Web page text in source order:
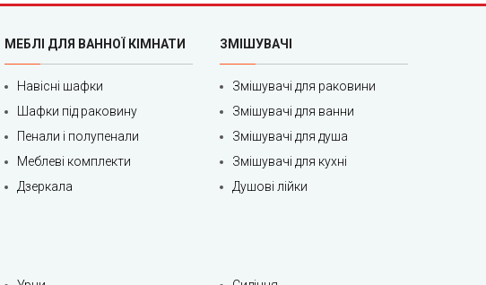
МЕБЛІ ДЛЯ ВАННОЇ КІМНАТИ
Навісні шафки
Шафки під раковину
Пенали і полупенали
Меблеві комплекти
Дзеркала
ЗМІШУВАЧІ
Змішувачі для раковини
Змішувачі для ванни
Змішувачі для душа
Змішувачі для кухні
Душові лійки